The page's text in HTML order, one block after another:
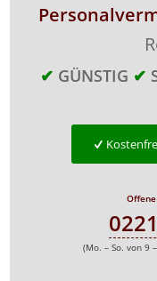
✔ GÜNSTIG ✔
(Mo. – So. von 9